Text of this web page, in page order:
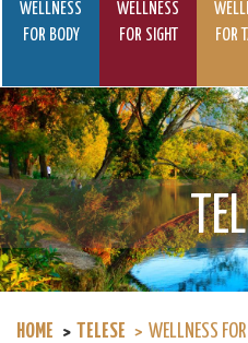
WELLNESS
FOR BODY
WELLNESS
FOR SIGHT
FOR
HOME TELESE WELLNESS